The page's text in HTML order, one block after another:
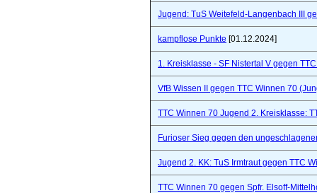
Jugend: TuS Weitefeld-Langenbach III
kampflose Punkte [01.12.2024]
1. Kreisklasse - SF Nistertal V gegen
VfB Wissen II gegen TTC Winnen 70
TTC Winnen 70 Jugend 2. Kreisklasse:
Furioser Sieg gegen den
Jugend 2. KK: TuS Irmtraut gegen TTC
TTC Winnen 70 gegen Spfr. Elsoff-